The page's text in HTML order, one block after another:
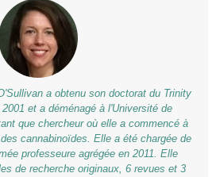
a obtenu son doctorat du Trinity
et a déménagé à l'Université de
que chercheur où elle a commencé à
cannabinoïdes. Elle a été chargée de
professeure agrégée en 2011. Elle
de recherche originaux, 6 revues et 3